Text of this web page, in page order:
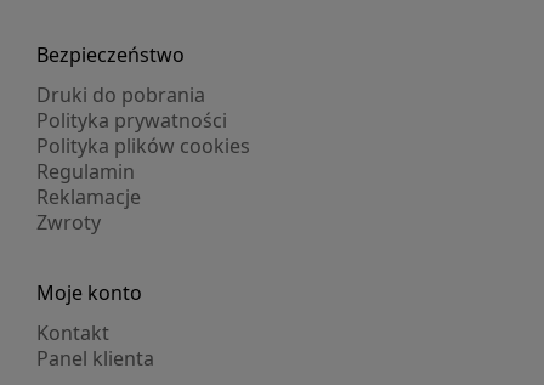
Bezpieczeństwo
Druki do pobrania
Polityka prywatności
Polityka plików cookies
Regulamin
Reklamacje
Zwroty
Moje konto
Kontakt
Panel klienta